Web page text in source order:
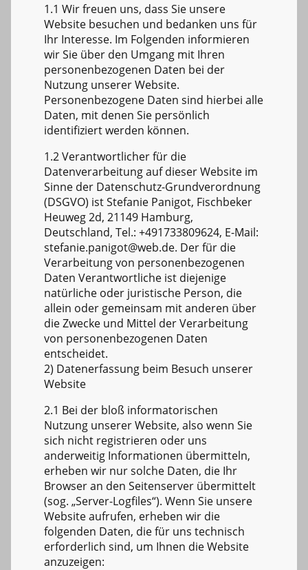
1.1 Wir freuen uns, dass Sie unsere
Website besuchen und bedanken uns für
Ihr Interesse. Im Folgenden informieren
wir Sie über den Umgang mit Ihren
personenbezogenen Daten bei der
Nutzung unserer Website.
Personenbezogene Daten sind hierbei alle
Daten, mit denen Sie persönlich
identifiziert werden können.
1.2 Verantwortlicher für die
Datenverarbeitung auf dieser Website im
Sinne der Datenschutz-Grundverordnung
(DSGVO) ist Stefanie Panigot, Fischbeker
Heuweg 2d, 21149 Hamburg,
Deutschland, Tel.: +491733809624, E-Mail:
stefanie.panigot@web.de. Der für die
Verarbeitung von personenbezogenen
Daten Verantwortliche ist diejenige
natürliche oder juristische Person, die
allein oder gemeinsam mit anderen über
die Zwecke und Mittel der Verarbeitung
von personenbezogenen Daten
entscheidet.
2) Datenerfassung beim Besuch unserer
Website
2.1 Bei der bloß informatorischen
Nutzung unserer Website, also wenn Sie
sich nicht registrieren oder uns
anderweitig Informationen übermitteln,
erheben wir nur solche Daten, die Ihr
Browser an den Seitenserver übermittelt
(sog. „Server-Logfiles“). Wenn Sie unsere
Website aufrufen, erheben wir die
folgenden Daten, die für uns technisch
erforderlich sind, um Ihnen die Website
anzuzeigen: